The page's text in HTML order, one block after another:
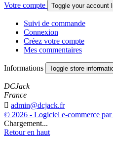
Votre compte Toggle your account
Suivi de commande
Connexion
Créez votre compte
Mes commentaires
Informations Toggle store
DCJack
France
 admin@dcjack.fr
© 2026 - Logiciel e-commerce
Chargement...
Retour en haut